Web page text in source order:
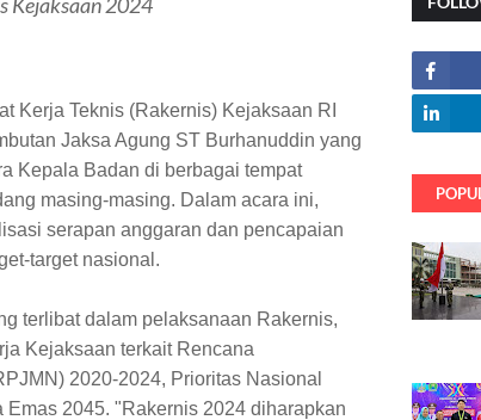
Kerja Teknis (Rakernis) Kejaksaan RI
Jaksa Agung ST Burhanuddin yang
Kepala Badan di berbagai tempat
masing-masing. Dalam acara ini,
serapan anggaran dan pencapaian
target nasional.
terlibat dalam pelaksanaan Rakernis,
Kejaksaan terkait Rencana
2020-2024, Prioritas Nasional
2045. "Rakernis 2024 diharapkan